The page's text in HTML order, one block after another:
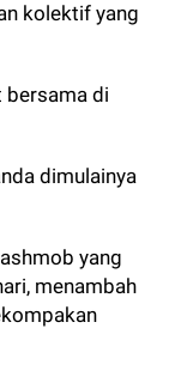
kolektif yang
bersama di
dimulainya
yang
menambah